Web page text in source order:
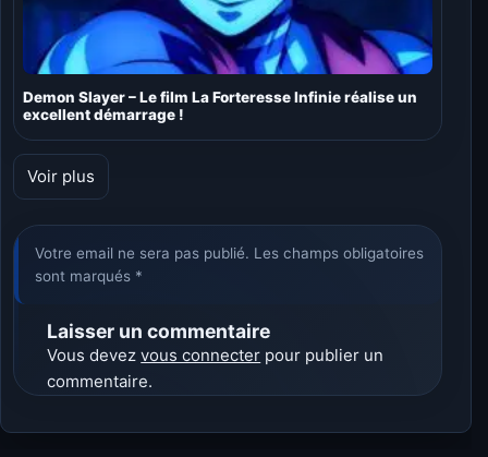
Demon Slayer – Le film La Forteresse Infinie réalise un
excellent démarrage !
Voir plus
Votre email ne sera pas publié. Les champs obligatoires
sont marqués *
Laisser un commentaire
Vous devezvous connecter pour publier un
commentaire.